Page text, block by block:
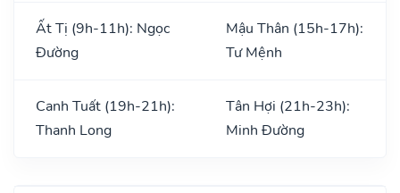
Ất Tị (9h-11h): Ngọc
Đường
Mậu Thân (15h-17h):
Tư Mệnh
Canh Tuất (19h-21h):
Thanh Long
Tân Hợi (21h-23h):
Minh Đường